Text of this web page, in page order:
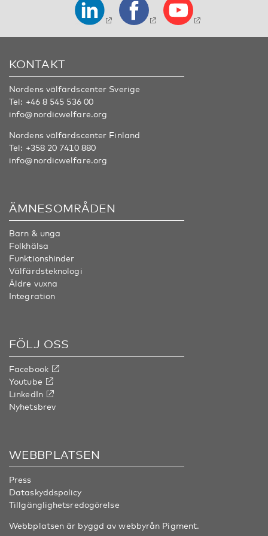
KONTAKT
Nordens välfärdscenter Sverige
Tel: +46 8 545 536 00
info@nordicwelfare.org
Nordens välfärdscenter Finland
Tel: +358 20 7410 880
info@nordicwelfare.org
ÄMNESOMRÅDEN
Barn & unga
Folkhälsa
Funktionshinder
Välfärdsteknologi
Äldre vuxna
Integration
FÖLJ OSS
Facebook
Youtube
LinkedIn
Nyhetsbrev
WEBBPLATSEN
Press
Dataskyddspolicy
Tillgänglighetsredogörelse
Webbplatsen är byggd av webbyrån Pigment.